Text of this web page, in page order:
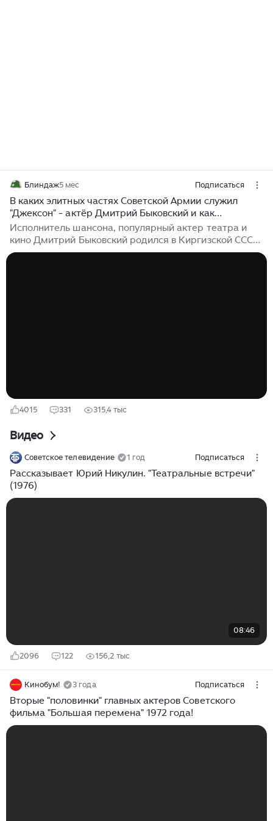
Блиндаж5 мес Подписаться
В каких элитных частях Советской Армии служил
"Джексон" - актёр Дмитрий Быковский и как
относится к службе в армии.
Исполнитель шансона, популярный актер театра и
кино Дмитрий Быковский родился в Киргизской CССР,
в 1969-ом году. Отец - глава семьи был довольно
4015 331 315,4 тыс
Видео
Советское телевидение 1 год Подписаться
Рассказывает Юрий Никулин. "Театральные встречи"
(1976)
08:46
2096 122 156,2 тыс
Кинобум! 3 года Подписаться
Вторые "половинки" главных актеров Советского
фильма "Большая перемена" 1972 года!